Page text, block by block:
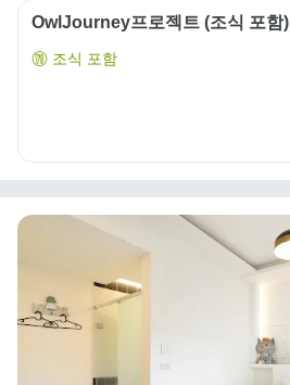
OwlJourney프로젝트 (조식 포함)
조식 포함